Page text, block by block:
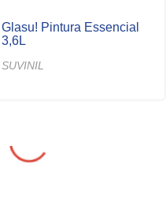
Glasu! Pintura Essencial
3,6L
SUVINIL